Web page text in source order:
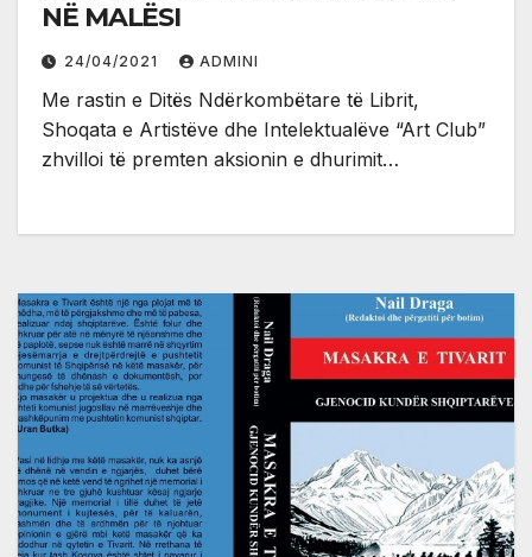
NË MALËSI
24/04/2021 ADMINI
Me rastin e Ditës Ndërkombëtare të Librit,
Shoqata e Artistëve dhe Intelektualëve “Art Club”
zhvilloi të premten aksionin e dhurimit…